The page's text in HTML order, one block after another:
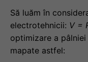
Să luăm în
electrotehnicii: V =
optimizare a
mapate astfel: